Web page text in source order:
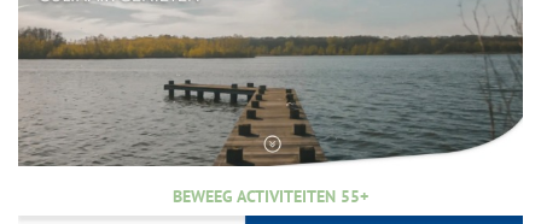
BEWEEG ACTIVITEITEN 55+